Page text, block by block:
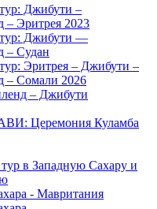
Джибути –
– Эритрея 2023
Джибути —
– Судан
Эритрея – Джибути –
– Сомали 2026
– Джибути
Церемония Куламба
в Западную Сахару и
- Мавритания